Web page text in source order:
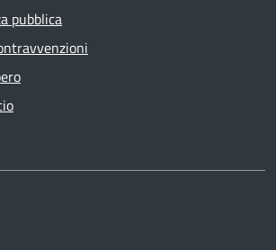
pubblica